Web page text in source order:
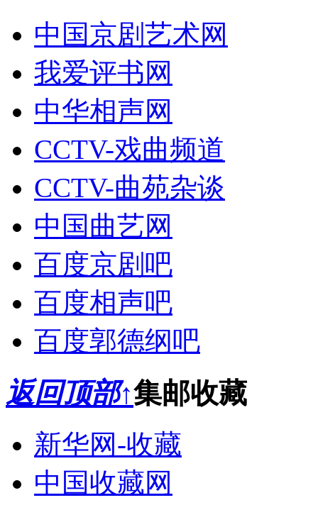
中国京剧艺术网
我爱评书网
中华相声网
CCTV-戏曲频道
CCTV-曲苑杂谈
中国曲艺网
百度京剧吧
百度相声吧
百度郭德纲吧
返回顶部↑集邮收藏
新华网-收藏
中国收藏网